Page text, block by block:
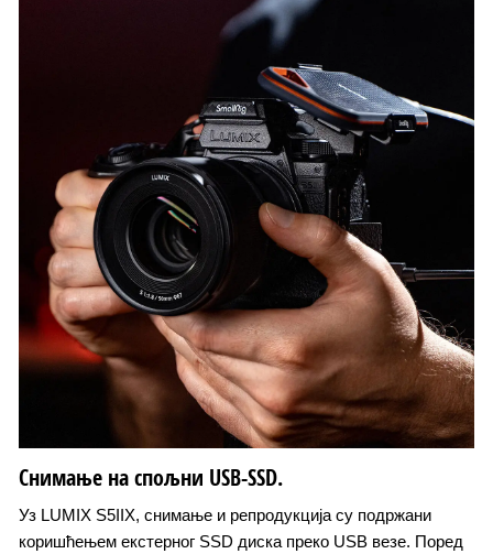
Снимање на спољни USB-SSD.
Уз LUMIX S5IIX, снимање и репродукција су подржани
коришћењем екстерног SSD диска преко USB везе. Поред